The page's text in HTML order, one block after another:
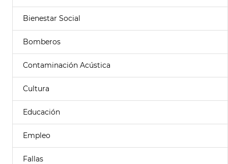
Bienestar Social
Bomberos
Contaminación Acústica
Cultura
Educación
Empleo
Fallas